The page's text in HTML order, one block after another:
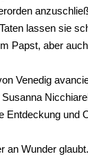
lassen sie
Papst, aber
Venedig
Entdeckung und
an Wunder glaubt.